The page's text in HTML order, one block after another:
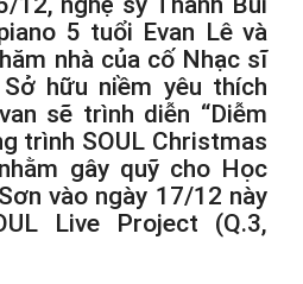
5 tuổi Evan Lê và
nhà của cố Nhạc sĩ
hữu niềm yêu thích
sẽ trình diễn “Diễm
trình SOUL Christmas
gây quỹ cho Học
vào ngày 17/12 này
Live Project (Q.3,